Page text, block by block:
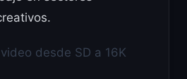
desde SD a 16K